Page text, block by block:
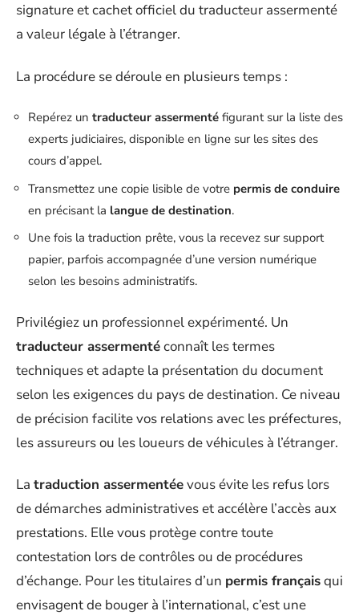
signature et cachet officiel du traducteur assermenté
a valeur légale à l’étranger.
La procédure se déroule en plusieurs temps :
Repérez un traducteur assermenté figurant sur la liste des
experts judiciaires, disponible en ligne sur les sites des
cours d’appel.
Transmettez une copie lisible de votre permis de conduire
en précisant la langue de destination.
Une fois la traduction prête, vous la recevez sur support
papier, parfois accompagnée d’une version numérique
selon les besoins administratifs.
Privilégiez un professionnel expérimenté. Un
traducteur assermentéconnaît les termes
techniques et adapte la présentation du document
selon les exigences du pays de destination. Ce niveau
de précision facilite vos relations avec les préfectures,
les assureurs ou les loueurs de véhicules à l’étranger.
La traduction assermentéevous évite les refus lors
de démarches administratives et accélère l’accès aux
prestations. Elle vous protège contre toute
contestation lors de contrôles ou de procédures
d’échange. Pour les titulaires d’un permis françaisqui
envisagent de bouger à l’international, c’est une